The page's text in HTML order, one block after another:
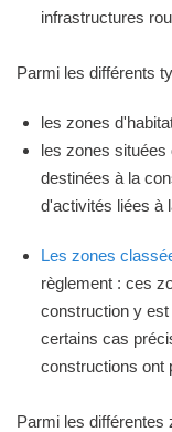
infrastructures
Parmi les différents
les zones
les zones situées
destinées à la
d'activités liées à
Les zones
règlement : ces
construction y
certains cas
constructions ont
Parmi les différentes